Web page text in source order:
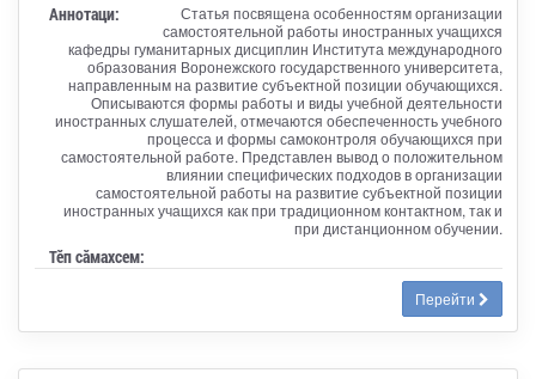
Аннотаци:
Статья посвящена особенностям организации
самостоятельной работы иностранных учащихся
кафедры гуманитарных дисциплин Института международного
образования Воронежского государственного университета,
направленным на развитие субъектной позиции обучающихся.
Описываются формы работы и виды учебной деятельности
иностранных слушателей, отмечаются обеспеченность учебного
процесса и формы самоконтроля обучающихся при
самостоятельной работе. Представлен вывод о положительном
влиянии специфических подходов в организации
самостоятельной работы на развитие субъектной позиции
иностранных учащихся как при традиционном контактном, так и
при дистанционном обучении.
Тӗп сӑмахсем:
Перейти